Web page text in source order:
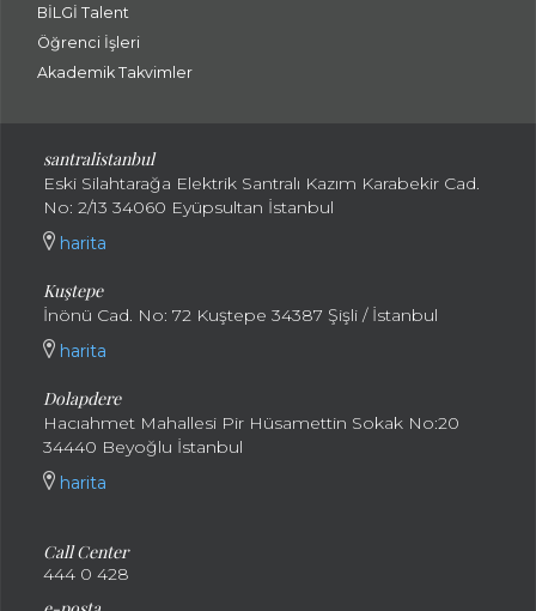
BİLGİ Talent
Öğrenci İşleri
Akademik Takvimler
santralistanbul
Eski Silahtarağa Elektrik Santralı Kazım Karabekir Cad.
No: 2/13 34060 Eyüpsultan İstanbul
harita
Kuştepe
İnönü Cad. No: 72 Kuştepe 34387 Şişli / İstanbul
harita
Dolapdere
Hacıahmet Mahallesi Pir Hüsamettin Sokak No:20
34440 Beyoğlu İstanbul
harita
Call Center
444 0 428